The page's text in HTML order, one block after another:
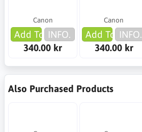
Canon
Add To Cart
INFO.
340.00 kr
Canon
Add To Cart
INFO.
340.00 kr
Also Purchased Products